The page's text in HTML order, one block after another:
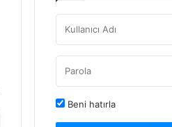
Beni hatırla